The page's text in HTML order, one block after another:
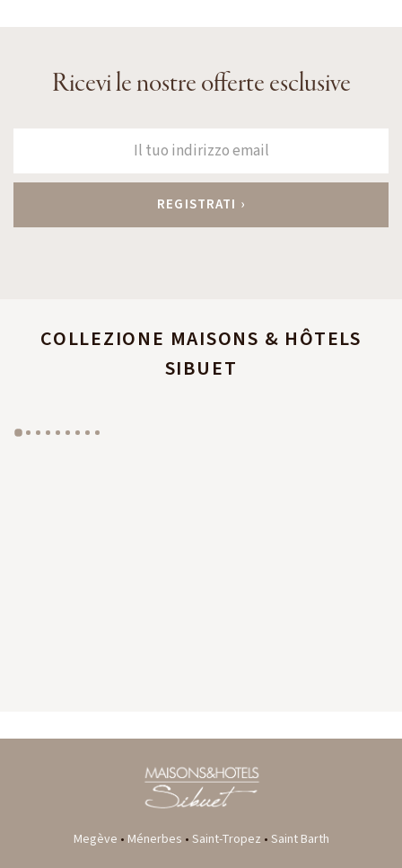
Ricevi le nostre offerte esclusive
COLLEZIONE MAISONS & HÔTELS
SIBUET
Megève • Ménerbes • Saint-Tropez • Saint Barth